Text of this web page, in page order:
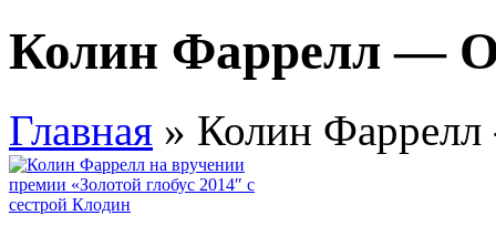
Колин Фаррелл —
Главная » Колин Фаррелл